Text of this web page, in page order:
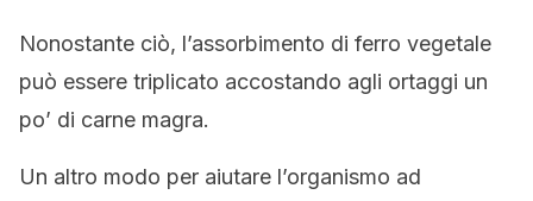
Nonostante ciò, l’assorbimento di ferro vegetale
può essere triplicato accostando agli ortaggi un
po’ di carne magra.
Un altro modo per aiutare l’organismo ad